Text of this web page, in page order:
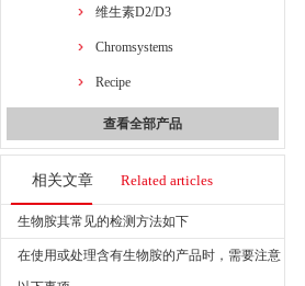
维生素D2/D3
Chromsystems
Recipe
查看全部产品
相关文章 Related articles
生物胺其常见的检测方法如下
在使用或处理含有生物胺的产品时，需要注意